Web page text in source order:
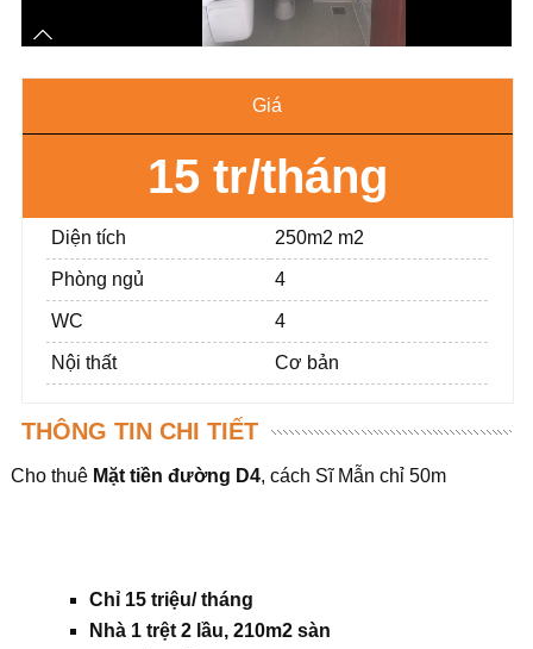
Giá
15 tr/tháng
Diện tích 250m2 m2
Phòng ngủ 4
WC 4
Nội thất Cơ bản
THÔNG TIN CHI TIẾT
Cho thuê Mặt tiền đường D4, cách Sĩ Mẫn chỉ 50m
Chỉ 15 triệu/ tháng
Nhà 1 trệt 2 lầu, 210m2 sàn